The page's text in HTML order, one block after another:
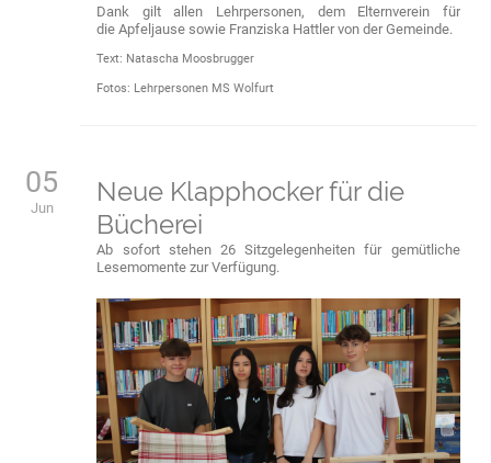
Dank gilt allen Lehrpersonen, dem Elternverein für
die Apfeljause sowie Franziska Hattler von der Gemeinde.
Text: Natascha Moosbrugger
Fotos: Lehrpersonen MS Wolfurt
05
Jun
Neue Klapphocker für die
Bücherei
Ab sofort stehen 26 Sitzgelegenheiten für gemütliche
Lesemomente zur Verfügung.